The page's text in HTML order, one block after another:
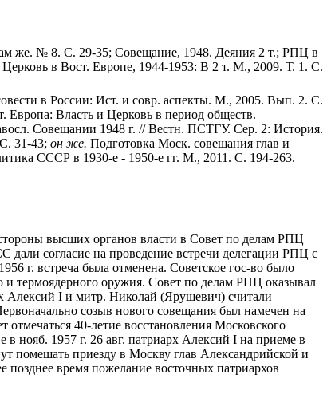
же. № 8. С. 29-35; Совещание, 1948. Деяния 2 т.; РПЦ в
в Вост. Европе, 1944-1953: В 2 т. М., 2009. Т. 1. С.
в России: Ист. и совр. аспекты. М., 2005. Вып. 2. С.
Европа: Власть и Церковь в период обществ.
Совещании 1948 г. // Вестн. ПСТГУ. Сер. 2: История.
31-43; он же. Подготовка Моск. совещания глав и
СССР в 1930-е - 1950-е гг. М., 2011. С. 194-263.
высших органов власти в Совет по делам РПЦ
согласие на проведение встречи делегации РПЦ с
г. встреча была отменена. Советское гос-во было
термоядерного оружия. Совет по делам РПЦ оказывал
Алексий I и митр. Николай (Ярушевич) считали
созыв нового совещания был намечен на
40-летие восстановления Московского
нояб. 1957 г. 26 авг. патриарх Алексий I на приеме в
помешать приезду в Москву глав Александрийской и
время пожелание восточных патриархов